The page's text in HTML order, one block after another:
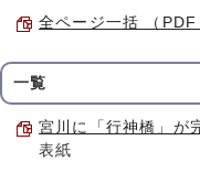
全ページ一括 （PDF
一覧
宮川に「行神橋」が
表紙